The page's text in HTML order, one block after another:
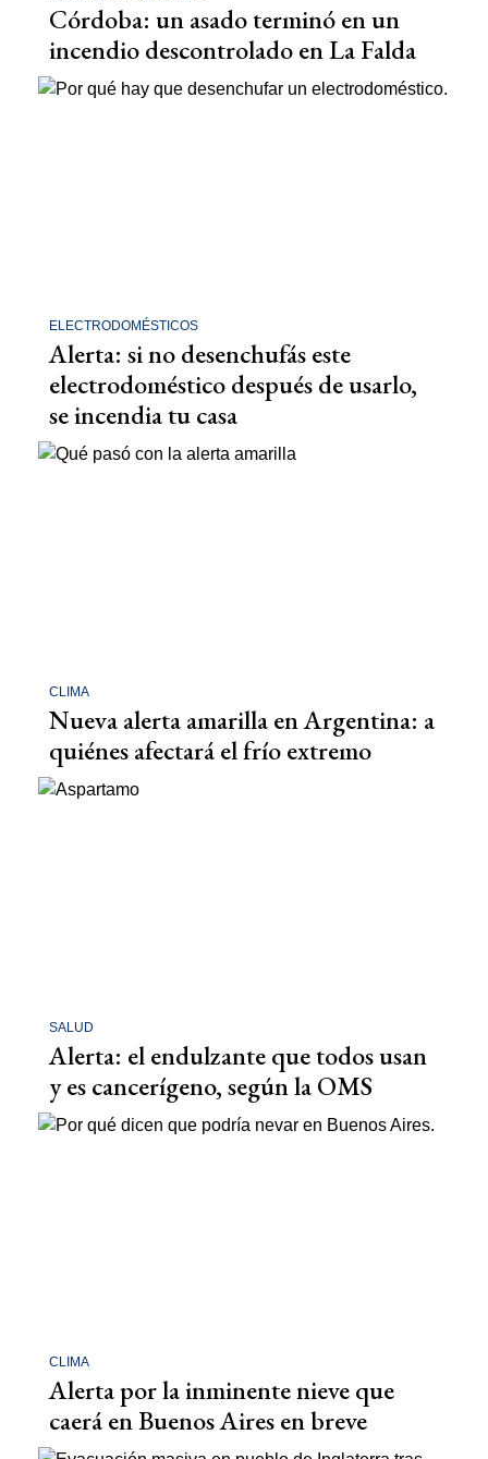
Córdoba: un asado terminó en un
incendio descontrolado en La Falda
ELECTRODOMÉSTICOS
Alerta: si no desenchufás este
electrodoméstico después de usarlo,
se incendia tu casa
CLIMA
Nueva alerta amarilla en Argentina: a
quiénes afectará el frío extremo
SALUD
Alerta: el endulzante que todos usan
y es cancerígeno, según la OMS
CLIMA
Alerta por la inminente nieve que
caerá en Buenos Aires en breve